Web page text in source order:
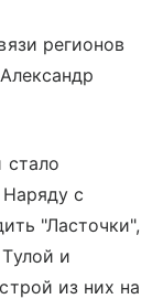
регионов
стало
с
"Ласточки",
и
из них на